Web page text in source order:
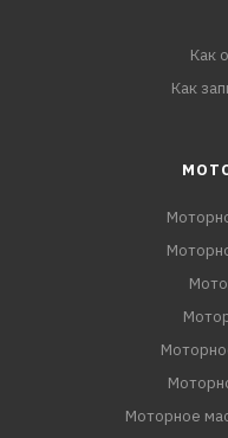
Как
Как
Моторное